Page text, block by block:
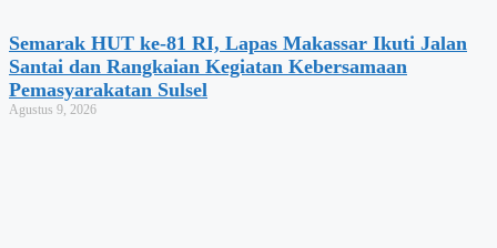
Semarak HUT ke-81 RI, Lapas Makassar Ikuti Jalan
Santai dan Rangkaian Kegiatan Kebersamaan
Pemasyarakatan Sulsel
Agustus 9, 2026